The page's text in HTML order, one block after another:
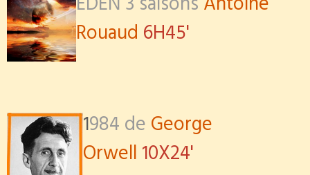
Rouaud6H45'
1984 deGeorge
Orwell10X24'